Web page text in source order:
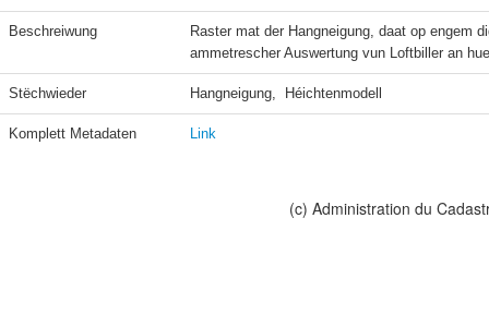
Beschreiwung
Raster mat der Hangneigung, daat op engem
ammetrescher Auswertung vun Loftbiller an
Stëchwieder Hangneigung,  Héichtenmodell
Komplett Metadaten Link
(c) Administration du